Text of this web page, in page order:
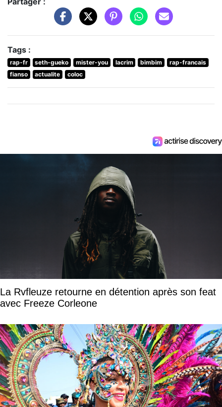
Tags :
rap-fr seth-gueko mister-you lacrim bimbim
rap-francais
fianso
actualite coloc
La Rvfleuze retourne en détention après son feat
avec Freeze Corleone